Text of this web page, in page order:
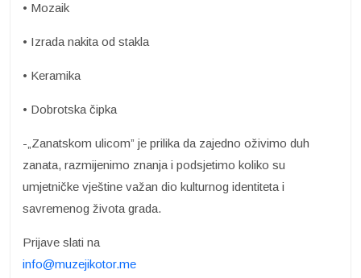
• Mozaik
• Izrada nakita od stakla
• Keramika
• Dobrotska čipka
-„Zanatskom ulicom” je prilika da zajedno oživimo duh
zanata, razmijenimo znanja i podsjetimo koliko su
umjetničke vještine važan dio kulturnog identiteta i
savremenog života grada.
Prijave slati na
info@muzejikotor.me